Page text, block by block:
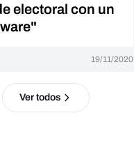
electoral con un
19/11/2020
Ver todos